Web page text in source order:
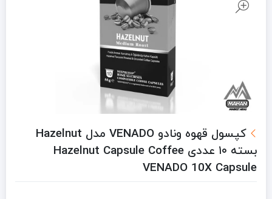
کپسول قهوه ونادو VENADO مدل Hazelnut
بسته ۱۰ عددی Hazelnut Capsule Coffee
VENADO 10X Capsule